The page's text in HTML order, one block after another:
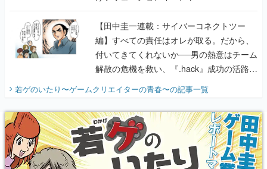
に行って、より理解を深めよう【PR】
【田中圭一連載：サイバーコネクトツー
編】すべての責任はオレが取る。だから、
付いてきてくれないか──男の熱意はチーム
解散の危機を救い、『.hack』成功の活路を
開く。業界の快男児・松山 洋に流れる血は
『少年ジャンプ』色だった【若ゲのいた
り】
若ゲのいたり〜ゲームクリエイターの青春〜の記事一覧